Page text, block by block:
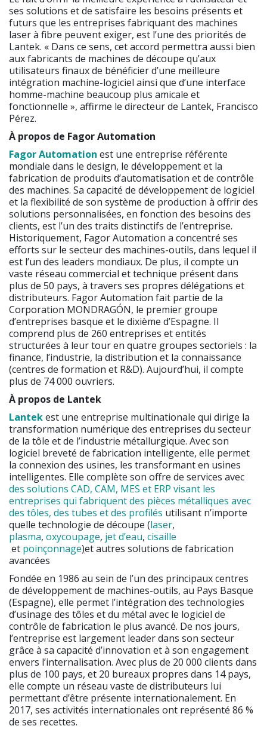
ses solutions et de satisfaire les besoins présents et
futurs que les entreprises fabriquant des machines
laser à fibre peuvent exiger, est l’une des priorités de
Lantek. « Dans ce sens, cet accord permettra aussi bien
aux fabricants de machines de découpe qu’aux
utilisateurs finaux de bénéficier d’une meilleure
intégration machine-logiciel ainsi que d’une interface
homme-machine beaucoup plus amicale et
fonctionnelle », affirme le directeur de Lantek, Francisco
Pérez.
À propos de Fagor Automation
Fagor Automation est une entreprise référente
mondiale dans le design, le développement et la
fabrication de produits d’automatisation et de contrôle
des machines. Sa capacité de développement de logiciel
et la flexibilité de son système de production à offrir des
solutions personnalisées, en fonction des besoins des
clients, est l’un des traits distinctifs de l’entreprise.
Historiquement, Fagor Automation a concentré ses
efforts sur le secteur des machines-outils, dans lequel il
est l’un des leaders mondiaux. De plus, il compte un
vaste réseau commercial et technique présent dans
plus de 50 pays, à travers ses propres délégations et
distributeurs. Fagor Automation fait partie de la
Corporation MONDRAGÓN, le premier groupe
d’entreprises basque et le dixième d’Espagne. Il
comprend plus de 260 entreprises et entités
structurées à leur tour en quatre groupes sectoriels : la
finance, l’industrie, la distribution et la connaissance
(centres de formation et R&D). Aujourd’hui, il compte
plus de 74 000 ouvriers.
À propos de Lantek
Lantekest une entreprise multinationale qui dirige la
transformation numérique des entreprises du secteur
de la tôle et de l’industrie métallurgique. Avec son
logiciel breveté de fabrication intelligente, elle permet
la connexion des usines, les transformant en usines
intelligentes. Elle complète son offre de services avec
des solutions CAD, CAM, MES et ERP visant les
entreprises qui fabriquent des pièces métalliques avec
des tôles, des tubes et des profilés utilisant n’importe
quelle technologie de découpe (laser,
plasma, oxycoupage, jet d’eau, cisaille
et poinçonnage)et autres solutions de fabrication
avancées
Fondée en 1986 au sein de l’un des principaux centres
de développement de machines-outils, au Pays Basque
(Espagne), elle permet l’intégration des technologies
d’usinage des tôles et du métal avec le logiciel de
contrôle de fabrication le plus avancé. De nos jours,
l’entreprise est largement leader dans son secteur
grâce à sa capacité d’innovation et à son engagement
envers l’internalisation. Avec plus de 20 000 clients dans
plus de 100 pays, et 20 bureaux propres dans 14 pays,
elle compte un réseau vaste de distributeurs lui
permettant d’être présente internationalement. En
2017, ses activités internationales ont représenté 86 %
de ses recettes.